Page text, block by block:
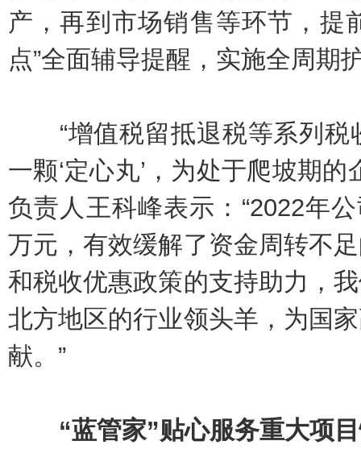
产，再到市场销售等环节，提
点”全面辅导提醒，实施全周期
“增值税留抵退税等系列税
一颗‘定心丸’，为处于爬坡期
负责人王科峰表示：“2022年
万元，有效缓解了资金周转不
和税收优惠政策的支持助力，
北方地区的行业领头羊，为国
献。”
“蓝管家”贴心服务重大项目